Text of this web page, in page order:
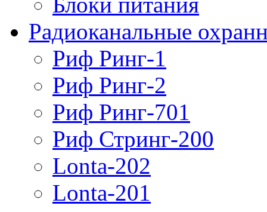
Радиоканальные
Риф Ринг-1
Риф Ринг-2
Риф Ринг-701
Риф Стринг-200
Lonta-202
Lonta-201